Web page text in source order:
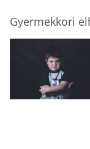
Gyermekkori